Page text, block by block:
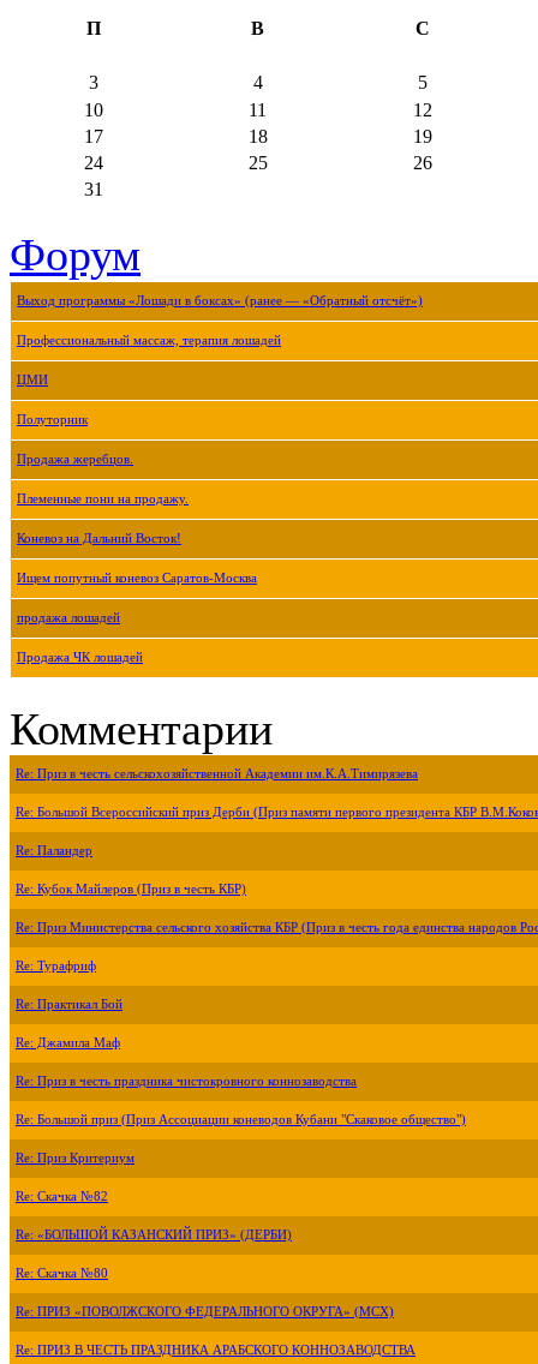
П В С
3 4
5
10
11
12
17
18
19
24
25
26
31
Форум
Выход программы «Лошади в боксах» (ранее — «Обратный отсчёт»)
Профессиональный массаж, терапия лошадей
ЦМИ
Полуторник
Продажа жеребцов.
Племенные пони на продажу.
Коневоз на Дальний Восток!
Ищем попутный коневоз Саратов-Москва
продажа лошадей
Продажа ЧК лошадей
Комментарии
Re: Приз в честь сельскохозяйственной Академии им.К.А.Тимирязева
Re: Большой Всероссийский приз Дерби (Приз памяти первого президента КБР
Re: Паландер
Re: Кубок Майлеров (Приз в честь КБР)
Re: Приз Министерства сельского хозяйства КБР (Приз в честь года единства народов
Re: Турафриф
Re: Практикал Бой
Re: Джамила Маф
Re: Приз в честь праздника чистокровного коннозаводства
Re: Большой приз (Приз Ассоциации коневодов Кубани "Скаковое общество")
Re: Приз Критериум
Re: Скачка №82
Re: «БОЛЬШОЙ КАЗАНСКИЙ ПРИЗ» (ДЕРБИ)
Re: Скачка №80
Re: ПРИЗ «ПОВОЛЖСКОГО ФЕДЕРАЛЬНОГО ОКРУГА» (МСХ)
Re: ПРИЗ В ЧЕСТЬ ПРАЗДНИКА АРАБСКОГО КОННОЗАВОДСТВА